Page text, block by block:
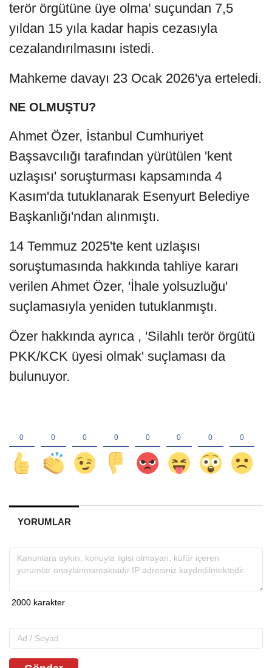
terör örgütüne üye olma’ suçundan 7,5
yıldan 15 yıla kadar hapis cezasıyla
cezalandırılmasını istedi.
Mahkeme davayı 23 Ocak 2026'ya erteledi.
NE OLMUŞTU?
Ahmet Özer, İstanbul Cumhuriyet
Başsavcılığı tarafından yürütülen 'kent
uzlaşısı' soruşturması kapsamında 4
Kasım'da tutuklanarak Esenyurt Belediye
Başkanlığı'ndan alınmıştı.
14 Temmuz 2025'te kent uzlaşısı
soruştumasında hakkında tahliye kararı
verilen Ahmet Özer, 'İhale yolsuzluğu'
suçlamasıyla yeniden tutuklanmıştı.
Özer hakkında ayrıca , 'Silahlı terör örgütü
PKK/KCK üyesi olmak' suçlaması da
bulunuyor.
YORUMLAR